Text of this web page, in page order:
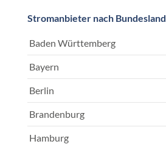
Stromanbieter nach Bundesland
Baden Württemberg
Bayern
Berlin
Brandenburg
Hamburg